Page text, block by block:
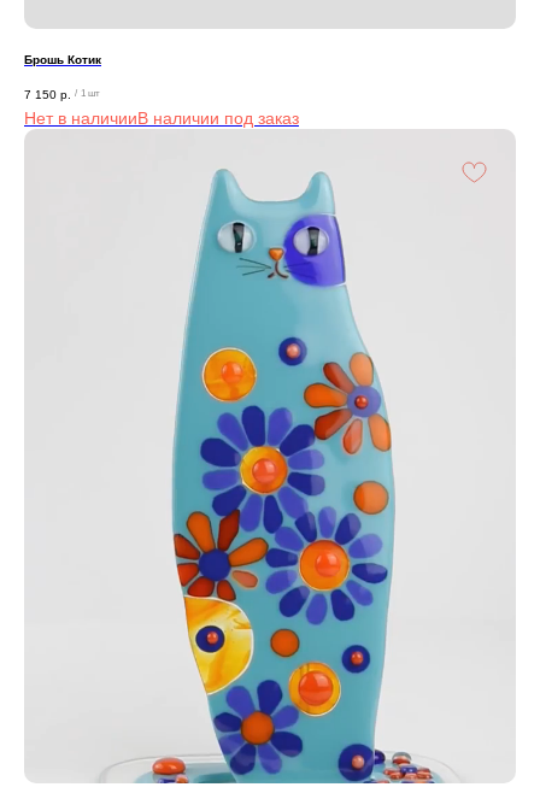
Брошь Котик
7 150 р. / 1 шт
Нет в наличии